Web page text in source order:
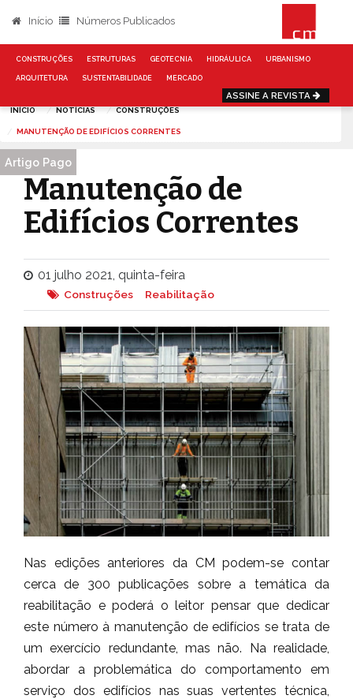
Início Números Publicados
CONSTRUÇÕES ESTRUTURAS GEOTECNIA HIDRÁULICA URBANISMO
ARQUITETURA SUSTENTABILIDADE MERCADO
ASSINE A REVISTA
INÍCIO NOTÍCIAS CONSTRUÇÕES
MANUTENÇÃO DE EDIFÍCIOS CORRENTES
Manutenção de
Edifícios Correntes
Artigo Pago
01 julho 2021, quinta-feira
Construções Reabilitação
Nas edições anteriores da CM podem-se contar
cerca de 300 publicações sobre a temática da
reabilitação e poderá o leitor pensar que dedicar
este número à manutenção de edifícios se trata de
um exercício redundante, mas não. Na realidade,
abordar a problemática do comportamento em
serviço dos edifícios nas suas vertentes técnica,